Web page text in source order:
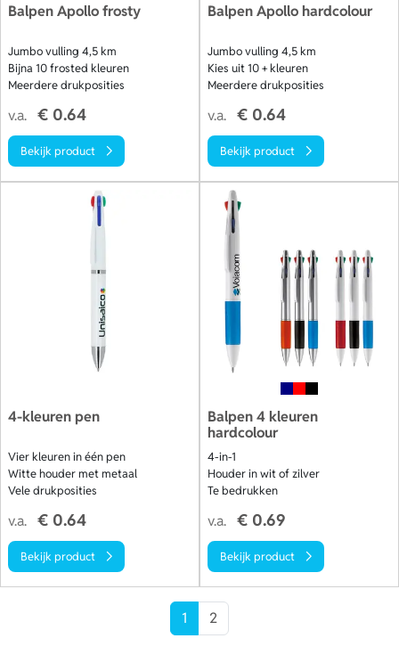
Balpen Apollo frosty
Jumbo vulling 4,5 km
Bijna 10 frosted kleuren
Meerdere drukposities
v.a. € 0.64
Bekijk product
Balpen Apollo hardcolour
Jumbo vulling 4,5 km
Kies uit 10 + kleuren
Meerdere drukposities
v.a. € 0.64
Bekijk product
4-kleuren pen
Vier kleuren in één pen
Witte houder met metaal
Vele drukposities
v.a. € 0.64
Bekijk product
Balpen 4 kleuren
hardcolour
4-in-1
Houder in wit of zilver
Te bedrukken
v.a. € 0.69
Bekijk product
1 2